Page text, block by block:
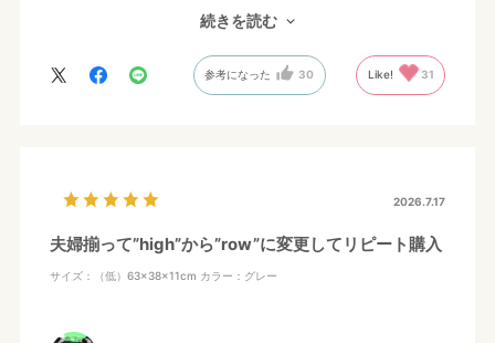
寝付きが悪い、首などが疲れるなどお悩みの方は、是非試してみ
てください！一晩目で効果がわかると思います！
続きを読む
参考になった 30 Like! 31
2026.7.17
夫婦揃って”high”から”row”に変更してリピート購入
サイズ：（低）63×38×11cm カラー：グレー